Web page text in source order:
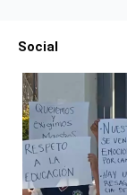
Social